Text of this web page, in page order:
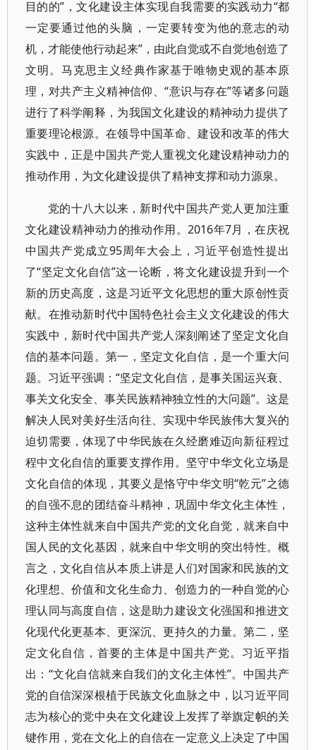
目的的”，文化建设主体实现自我需要的实践动力“都
一定要通过他的头脑，一定要转变为他的意志的动
机，才能使他行动起来”，由此自觉或不自觉地创造了
文明。马克思主义经典作家基于唯物史观的基本原
理，对共产主义精神信仰、“意识与存在”等诸多问题
进行了科学阐释，为我国文化建设的精神动力提供了
重要理论根源。在领导中国革命、建设和改革的伟大
实践中，正是中国共产党人重视文化建设精神动力的
推动作用，为文化建设提供了精神支撑和动力源泉。
党的十八大以来，新时代中国共产党人更加注重
文化建设精神动力的推动作用。2016年7月，在庆祝
中国共产党成立95周年大会上，习近平创造性提出
了“坚定文化自信”这一论断，将文化建设提升到一个
新的历史高度，这是习近平文化思想的重大原创性贡
献。在推动新时代中国特色社会主义文化建设的伟大
实践中，新时代中国共产党人深刻阐述了坚定文化自
信的基本问题。第一，坚定文化自信，是一个重大问
题。习近平强调：“坚定文化自信，是事关国运兴衰、
事关文化安全、事关民族精神独立性的大问题”。这是
解决人民对美好生活向往、实现中华民族伟大复兴的
迫切需要，体现了中华民族在久经磨难迈向新征程过
程中文化自信的重要支撑作用。坚守中华文化立场是
文化自信的体现，其要义是恪守中华文明“乾元”之德
的自强不息的团结奋斗精神，巩固中华文化主体性，
这种主体性就来自中国共产党的文化自觉，就来自中
国人民的文化基因，就来自中华文明的突出特性。概
言之，文化自信从本质上讲是人们对国家和民族的文
化理想、价值和文化生命力、创造力的一种自觉的心
理认同与高度自信，这是助力建设文化强国和推进文
化现代化更基本、更深沉、更持久的力量。第二，坚
定文化自信，首要的主体是中国共产党。习近平指
出：“文化自信就来自我们的文化主体性”。中国共产
党的自信深深根植于民族文化血脉之中，以习近平同
志为核心的党中央在文化建设上发挥了举旗定帜的关
键作用，党在文化上的自信在一定意义上决定了中国